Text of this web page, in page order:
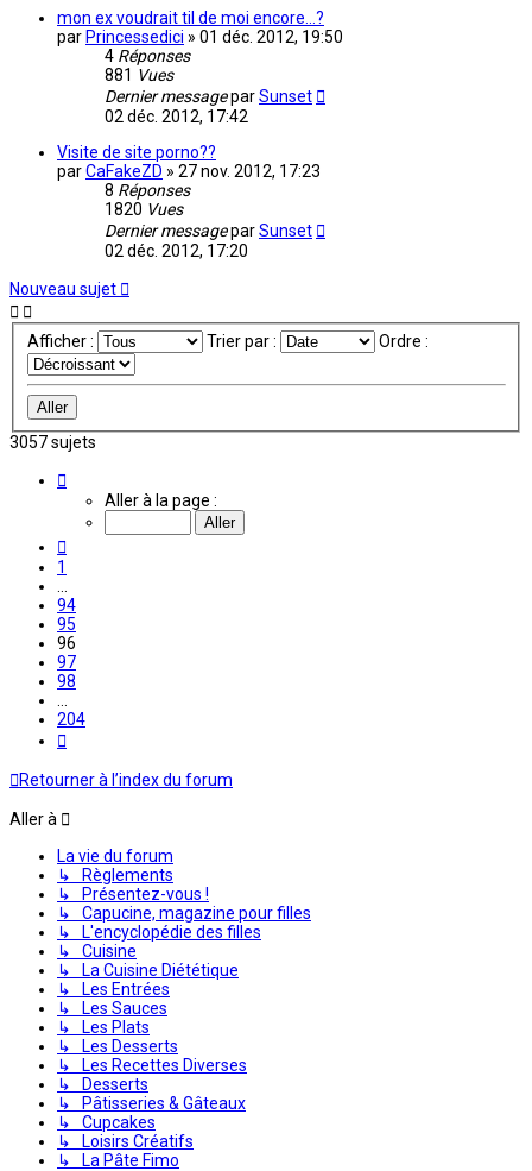
mon ex voudrait til de moi encore...?
par Princessedici » 01 déc. 2012, 19:50
4 Réponses
881 Vues
Dernier messageparSunset
02 déc. 2012, 17:42
Visite de site porno??
parCaFakeZD » 27 nov. 2012, 17:23
8 Réponses
1820 Vues
Dernier messageparSunset
02 déc. 2012, 17:20
Nouveau sujet
Afficher : Trier par : Ordre :
3057 sujets
Aller à la page :
1
94
95
96
97
98
204
Retourner à l’index du forum
Aller à
La vie du forum
↳ Règlements
↳ Présentez-vous !
↳ Capucine, magazine pour filles
↳ L'encyclopédie des filles
↳ Cuisine
↳ La Cuisine Diététique
↳ Les Entrées
↳ Les Sauces
↳ Les Plats
↳ Les Desserts
↳ Les Recettes Diverses
↳ Desserts
↳ Pâtisseries & Gâteaux
↳ Cupcakes
↳ Loisirs Créatifs
↳ La Pâte Fimo